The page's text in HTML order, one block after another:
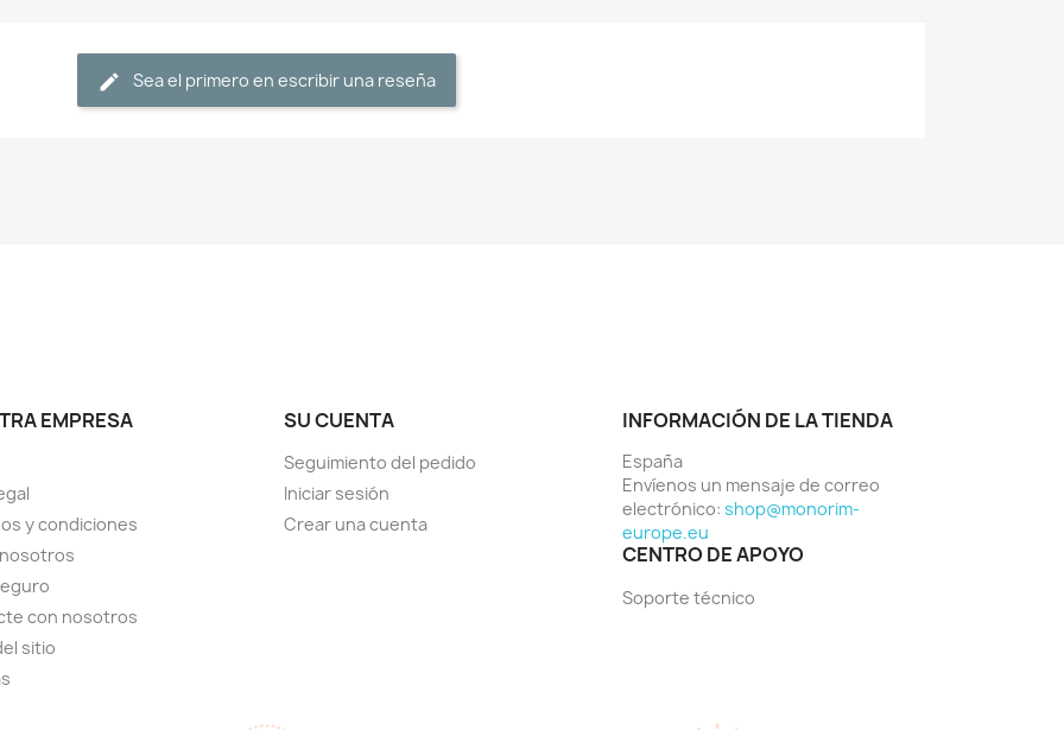
Sea el primero en escribir una reseña
EMPRESA
y condiciones
con nosotros
sitio
SU CUENTA
Seguimiento del pedido
Iniciar sesión
Crear una cuenta
INFORMACIÓN DE LA TIENDA
España
Envíenos un mensaje de correo
electrónico: shop@monorim-
europe.eu
CENTRO DE APOYO
Soporte técnico